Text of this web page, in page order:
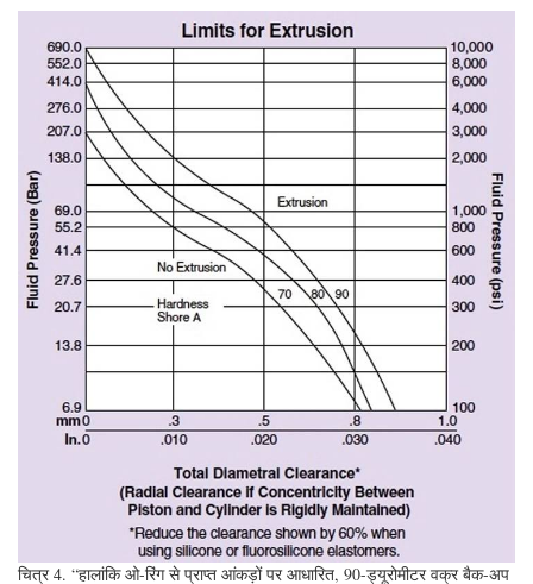
चित्र 4. “हालांकि ओ-रिंग से प्राप्त आंकड़ों पर आधारित, 90-ड्यूरोमीटर वक्र बैक-अप